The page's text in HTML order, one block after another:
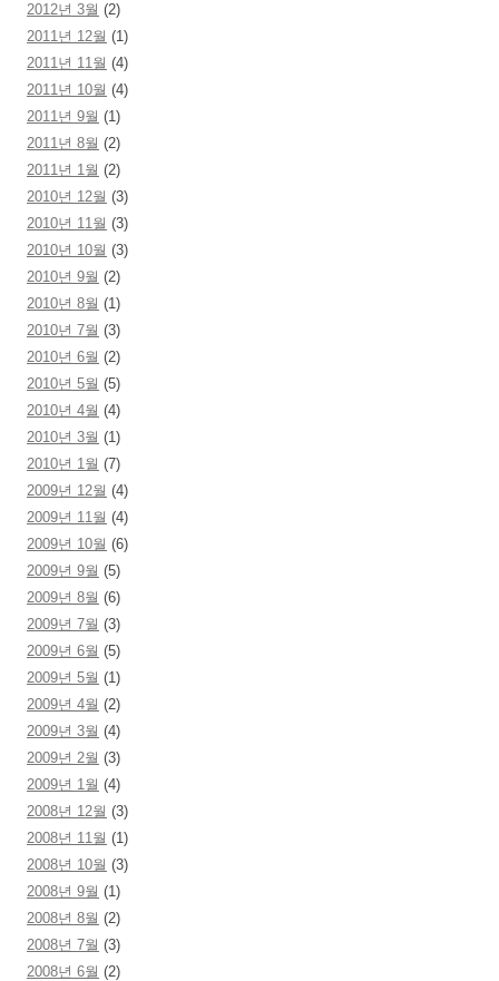
2012년 3월 (2)
2011년 12월 (1)
2011년 11월 (4)
2011년 10월 (4)
2011년 9월 (1)
2011년 8월 (2)
2011년 1월 (2)
2010년 12월 (3)
2010년 11월 (3)
2010년 10월 (3)
2010년 9월 (2)
2010년 8월 (1)
2010년 7월 (3)
2010년 6월 (2)
2010년 5월 (5)
2010년 4월 (4)
2010년 3월 (1)
2010년 1월 (7)
2009년 12월 (4)
2009년 11월 (4)
2009년 10월 (6)
2009년 9월 (5)
2009년 8월 (6)
2009년 7월 (3)
2009년 6월 (5)
2009년 5월 (1)
2009년 4월 (2)
2009년 3월 (4)
2009년 2월 (3)
2009년 1월 (4)
2008년 12월 (3)
2008년 11월 (1)
2008년 10월 (3)
2008년 9월 (1)
2008년 8월 (2)
2008년 7월 (3)
2008년 6월 (2)